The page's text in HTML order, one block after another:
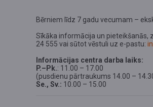
Bērniem līdz 7 gadu vecumam –
Sīkāka informācija un pieteikšanās,
24 555 vai sūtot vēstuli uz e-pastu:
Informācijas centra darba laiks:
P.–Pk.: 11.00 – 17.00
(pusdienu pārtraukums 14.00 –
Se., Sv.: 10.00 – 15.00